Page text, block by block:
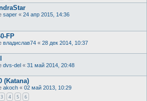
saper « 24 апр 2015, 14:36
FP
владислав74 « 28 дек 2014, 10:37
dvs-del « 31 май 2014, 20:48
(Katana)
akoch « 02 май 2013, 10:29
3 4 5 6